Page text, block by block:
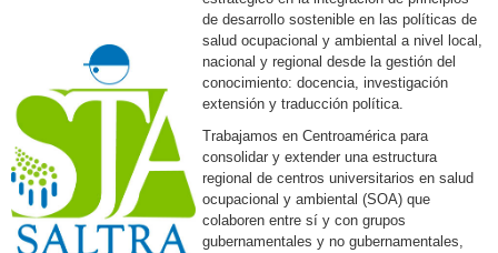
de desarrollo sostenible en las políticas de
salud ocupacional y ambiental a nivel local,
nacional y regional desde la gestión del
conocimiento: docencia, investigación
extensión y traducción política.
Trabajamos en Centroamérica para
consolidar y extender una estructura
regional de centros universitarios en salud
ocupacional y ambiental (SOA) que
colaboren entre sí y con grupos
gubernamentales y no gubernamentales,